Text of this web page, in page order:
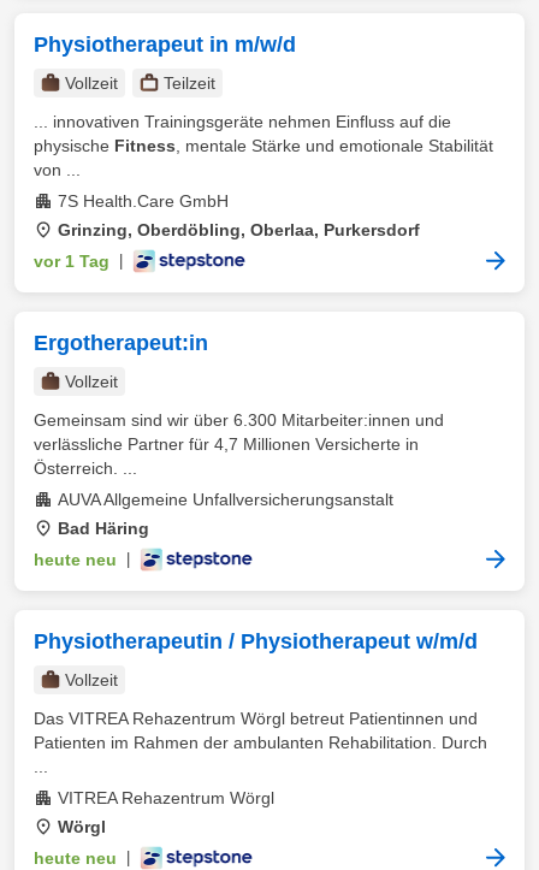
Physiotherapeut in m/w/d
Vollzeit
Teilzeit
... innovativen Trainingsgeräte nehmen Einfluss auf die
physische Fitness , mentale Stärke und emotionale Stabilität
von ...
7S Health.Care GmbH
Grinzing, Oberdöbling, Oberlaa, Purkersdorf
vor 1 Tag
Ergotherapeut:in
Vollzeit
Gemeinsam sind wir über 6.300 Mitarbeiter:innen und
verlässliche Partner für 4,7 Millionen Versicherte in
Österreich. ...
AUVA Allgemeine Unfallversicherungsanstalt
Bad Häring
heute neu
Physiotherapeutin / Physiotherapeut w/m/d
Vollzeit
Das VITREA Rehazentrum Wörgl betreut Patientinnen und
Patienten im Rahmen der ambulanten Rehabilitation. Durch
VITREA Rehazentrum Wörgl
Wörgl
heute neu